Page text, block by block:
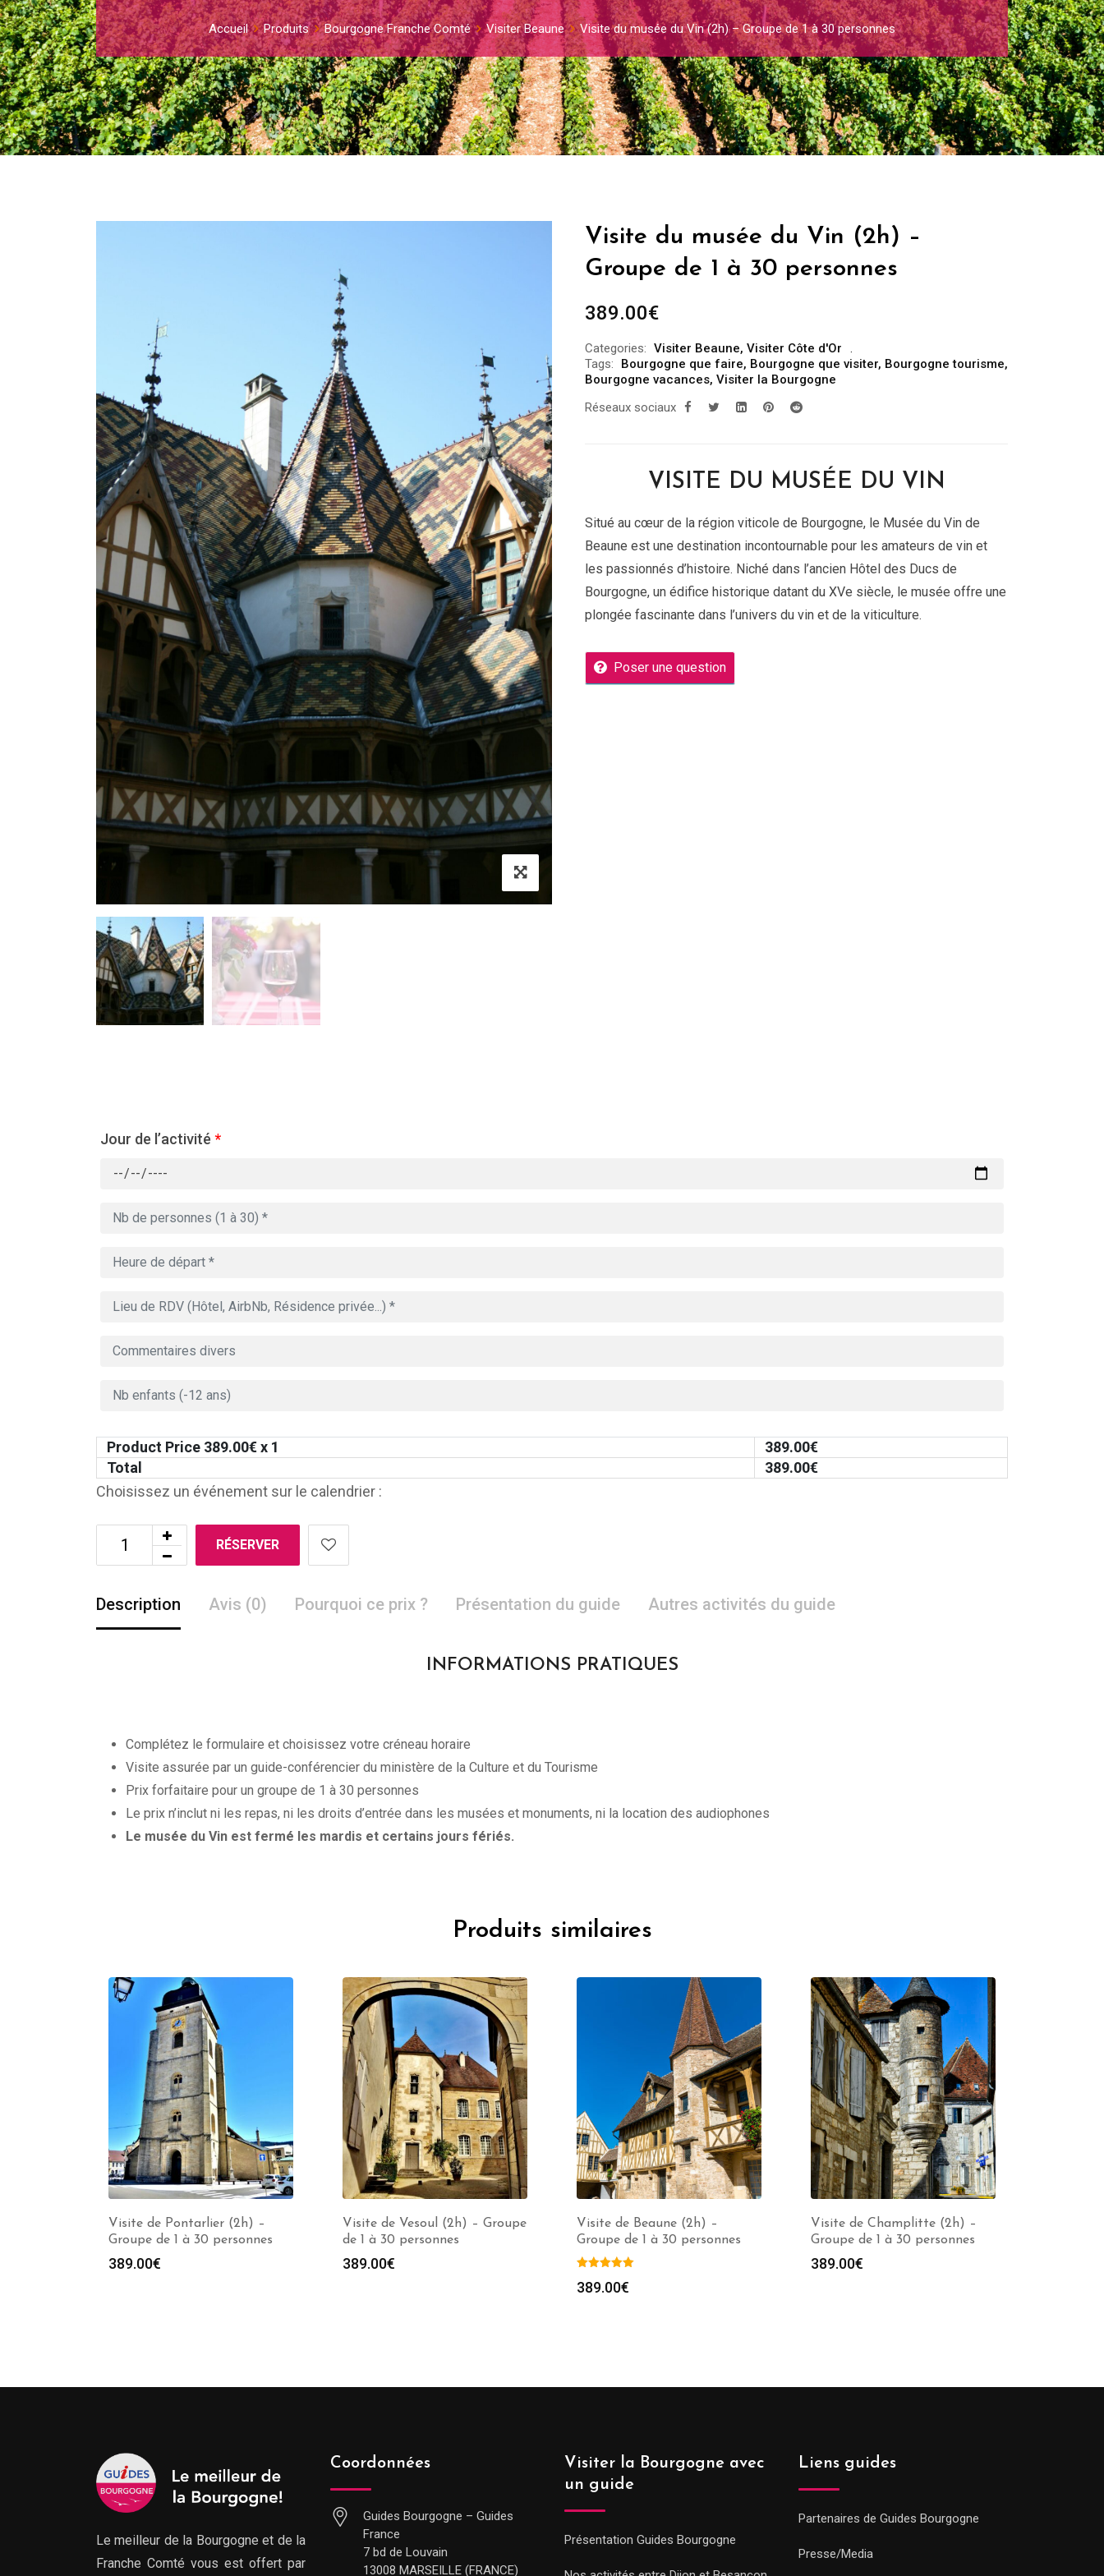
Accueil Produits Bourgogne Franche Comté Visiter Beaune Visite du musée du Vin (2h) – Groupe de 1 à 30 personnes
Visite du musée du Vin (2h) –
Groupe de 1 à 30 personnes
389.00€
Categories: Visiter Beaune, Visiter Côte d'Or
Tags:
Bourgogne que faire, Bourgogne que visiter, Bourgogne tourisme,
Bourgogne vacances, Visiter la Bourgogne
Réseaux sociaux
VISITE DU MUSÉE DU VIN
Situé au cœur de la région viticole de Bourgogne, le Musée du Vin de
Beaune est une destination incontournable pour les amateurs de vin et
les passionnés d’histoire. Niché dans l’ancien Hôtel des Ducs de
Bourgogne, un édifice historique datant du XVe siècle, le musée offre une
plongée fascinante dans l’univers du vin et de la viticulture.
Poser une question
Jour de l’activité *
Product Price 389.00€ x 1 389.00€
Total
389.00€
Choisissez un événement sur le calendrier :
RÉSERVER
Description Avis (0) Pourquoi ce prix ? Présentation du guide Autres activités du guide
INFORMATIONS PRATIQUES
Complétez le formulaire et choisissez votre créneau horaire
Visite assurée par un guide-conférencier du ministère de la Culture et du Tourisme
Prix forfaitaire pour un groupe de 1 à 30 personnes
Le prix n’inclut ni les repas, ni les droits d’entrée dans les musées et monuments, ni la location des audiophones
Le musée du Vin est fermé les mardis et certains jours fériés.
Produits similaires
Visite de Pontarlier (2h) –
Groupe de 1 à 30 personnes
389.00€
Visite de Vesoul (2h) – Groupe
de 1 à 30 personnes
389.00€
Visite de Beaune (2h) –
Groupe de 1 à 30 personnes
389.00€
Visite de Champlitte (2h) –
Groupe de 1 à 30 personnes
389.00€
Le meilleur de la Bourgogne et de la
Franche Comté vous est offert par
Coordonnées
Guides Bourgogne – Guides
France
7 bd de Louvain
13008 MARSEILLE (FRANCE)
Visiter la Bourgogne avec
un guide
Présentation Guides Bourgogne
Liens guides
Partenaires de Guides Bourgogne
Presse/Media